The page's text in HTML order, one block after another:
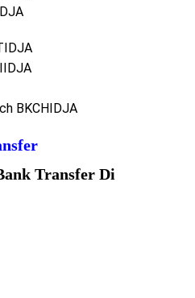
BKCHIDJA
Transfer Di